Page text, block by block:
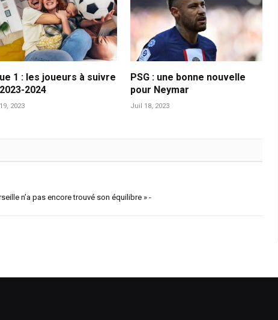
1 : les joueurs à suivre
2024
2023
PSG : une bonne nouvelle
pour Neymar
Juil 18, 2023
n’a pas encore trouvé son équilibre » -